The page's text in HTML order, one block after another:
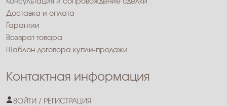
Консультация и сопровождение сделки
Доставка и оплата
Гарантии
Возврат товара
Шаблон договора купли-продажи
Контактная информация
ВОЙТИ / РЕГИСТРАЦИЯ